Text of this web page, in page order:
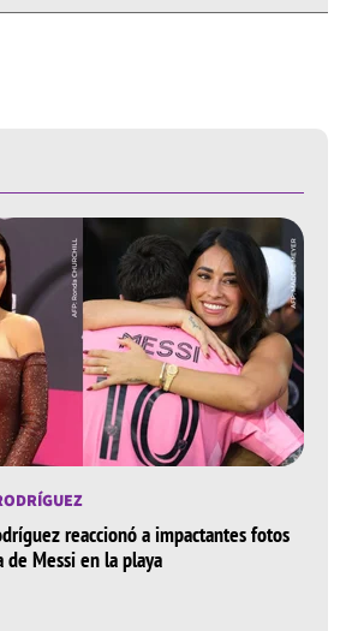
reaccionó a impactantes fotos
de Messi en la playa